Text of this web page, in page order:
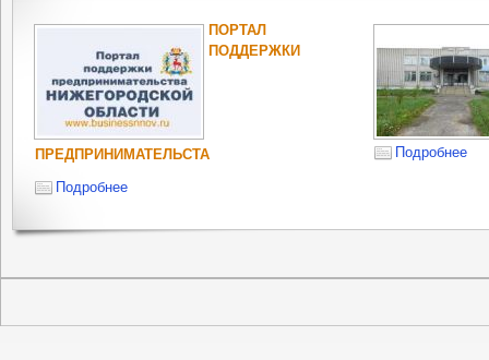
ПОРТАЛ
ПОДДЕРЖКИ
ПРЕДПРИНИМАТЕЛЬСТА
Подробнее
Подробнее